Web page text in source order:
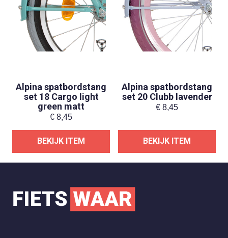
Alpina spatbordstang
set 18 Cargo light
green matt
€ 8,45
BEKIJK ITEM
Alpina spatbordstang
set 20 Clubb lavender
€ 8,45
BEKIJK ITEM